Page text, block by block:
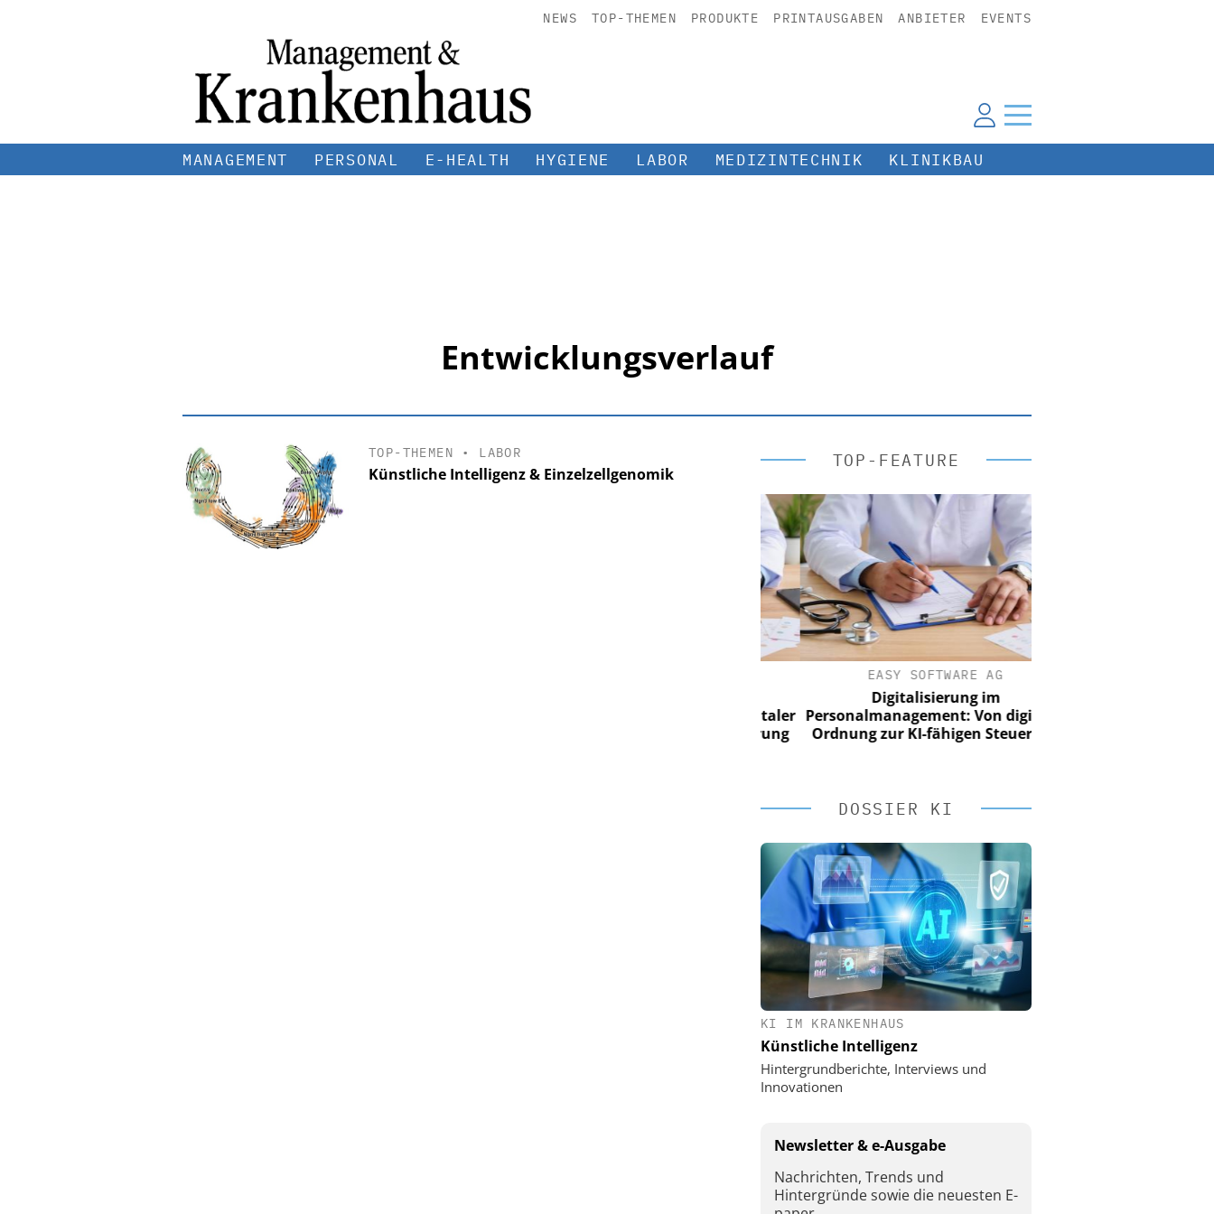
NEWS TOP-THEMEN PRODUKTE PRINTAUSGABEN ANBIETER EVENTS
MANAGEMENT PERSONAL E-HEALTH HYGIENE LABOR MEDIZINTECHNIK KLINIKBAU
Entwicklungsverlauf
TOP-THEMEN • LABOR
Künstliche Intelligenz & Einzelzellgenomik
TOP-FEATURE
Personalmanagement: Von digitaler
EASY SOFTWARE AG
Digitalisierung im
Personalmanagement: Von digitaler
Ordnung zur KI-fähigen Steuerung
DOSSIER KI
KI IM KRANKENHAUS
Künstliche Intelligenz
Hintergrundberichte, Interviews und
Innovationen
Newsletter & e-Ausgabe
Nachrichten, Trends und
Hintergründe sowie die neuesten E-